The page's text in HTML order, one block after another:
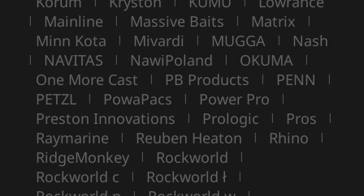
| Mainline | Massive Baits | Matrix |
Minn Kota | Mivardi | MUGGA | Nash
| NAVITAS | NawiPoland | OKUMA |
One More Cast | PB Products | PENN |
PETZL | PowaPacs | Power Pro |
Preston Innovations | Prologic | Pros |
Raymarine | Reuben Heaton | Rhino |
RidgeMonkey | Rockworld |
Rockworld c | Rockworld ł |